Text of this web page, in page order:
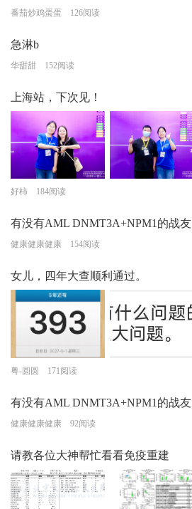
番茄炒鸡蛋蛋 126阅读
急淋b
华甜甜 152阅读
上海站，下次见！
好柿 184阅读
有没有AML DNMT3A+NPM1的战友
健康健康健康 154阅读
女儿，四年大查顺利通过。
粤-圆圆 171阅读
有没有AML DNMT3A+NPM1的战友
健康健康健康 92阅读
请教各位大神帮忙看看免疫重建